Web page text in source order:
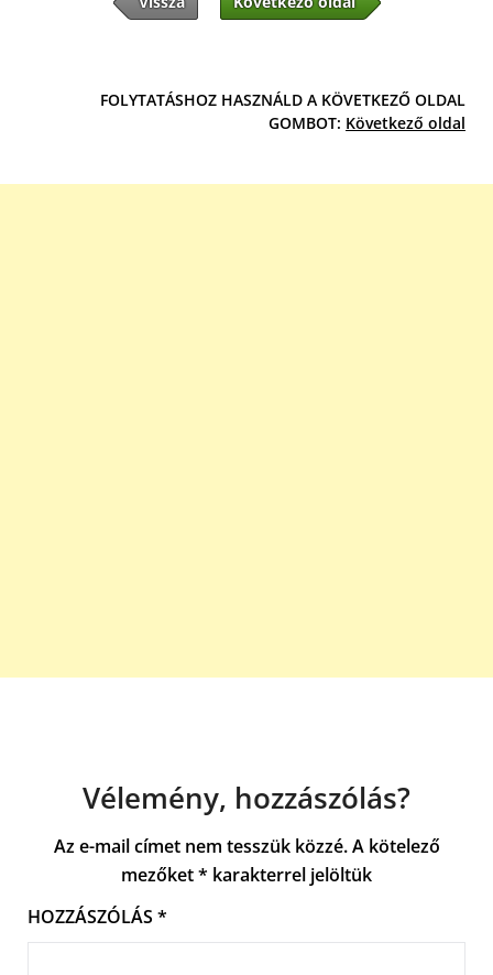
FOLYTATÁSHOZ HASZNÁLD A KÖVETKEZŐ OLDAL
GOMBOT: Következő oldal
Vélemény, hozzászólás?
Az e-mail címet nem tesszük közzé. A kötelező
mezőket* karakterrel jelöltük
HOZZÁSZÓLÁS *